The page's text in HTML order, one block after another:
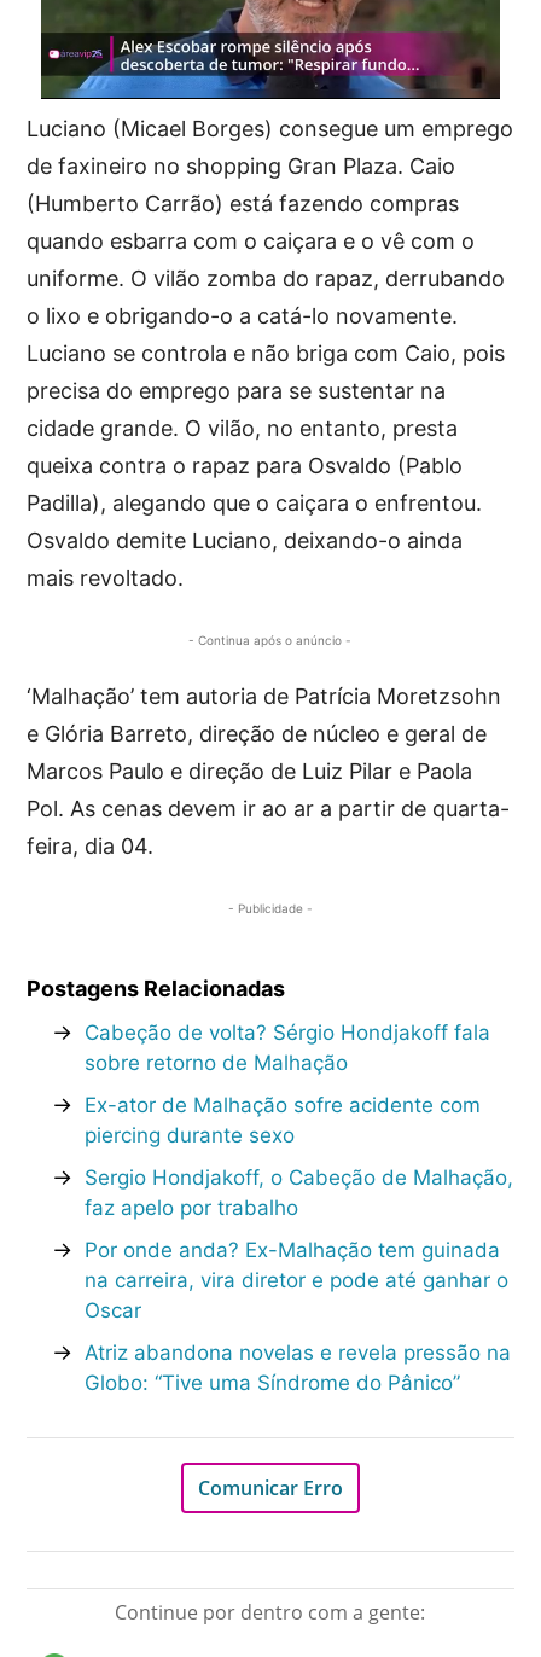
Luciano (Micael Borges) consegue um emprego
de faxineiro no shopping Gran Plaza. Caio
(Humberto Carrão) está fazendo compras
quando esbarra com o caiçara e o vê com o
uniforme. O vilão zomba do rapaz, derrubando
o lixo e obrigando-o a catá-lo novamente.
Luciano se controla e não briga com Caio, pois
precisa do emprego para se sustentar na
cidade grande. O vilão, no entanto, presta
queixa contra o rapaz para Osvaldo (Pablo
Padilla), alegando que o caiçara o enfrentou.
Osvaldo demite Luciano, deixando-o ainda
mais revoltado.
- Continua após o anúncio -
‘Malhação’ tem autoria de Patrícia Moretzsohn
e Glória Barreto, direção de núcleo e geral de
Marcos Paulo e direção de Luiz Pilar e Paola
Pol. As cenas devem ir ao ar a partir de quarta-
feira, dia 04.
- Publicidade -
Postagens Relacionadas
→ Cabeção de volta? Sérgio Hondjakoff fala
sobre retorno de Malhação
→ Ex-ator de Malhação sofre acidente com
piercing durante sexo
→ Sergio Hondjakoff, o Cabeção de Malhação,
faz apelo por trabalho
→ Por onde anda? Ex-Malhação tem guinada
na carreira, vira diretor e pode até ganhar o
Oscar
→ Atriz abandona novelas e revela pressão na
Globo: “Tive uma Síndrome do Pânico”
Comunicar Erro
Continue por dentro com a gente: